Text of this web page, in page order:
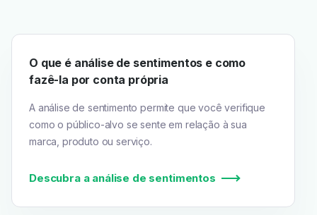
O que é análise de sentimentos e como
fazê-la por conta própria
A análise de sentimento permite que você verifique
como o público-alvo se sente em relação à sua
marca, produto ou serviço.
Descubra a análise de sentimentos